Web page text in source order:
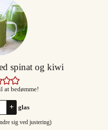
spinat og kiwi
at bedømme!
+ glas
sig ved justering)